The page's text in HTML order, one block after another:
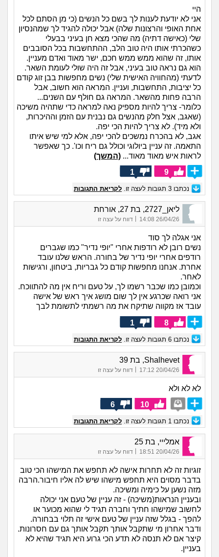
היי
אני לא יודעת לענות לך בשם כל הנשים (כי מן הסתם לכל
אחת האופי והרצונות שלה) אבל יכולה להגיד לך שמהנסיון
שלי (כאישה דתיה) מה שהכי מצא חן בעיני בבעלי
כשהכרתי אותו היה טוב הלב, ההתחשבות בכל הסובבים
אותו, זה שהוא ממש ממש חכם, ישר מאוד ואדם מעניין.
הוא גם נראה טוב בעיני, אבל זה היה שולי לעומת השאר.
לדעתי (מהחוויה האישית שלי) נשים מחפשות בבן זוג קודם
כל יציבות, התחשבות, ועניין. המראה הוא חשוב, אבל
הרבה פחות מהשאר. המראה גם חולף עם השנים...
כלומר- צריך להיות מספיק נאה למראה כדי שתהיה משיכה
(שאגב, אצל חלק מהנשים גם נבנית עם הזמן וההיכרות,
ולא מיד). לא צריך להיות הכי יפה.
אגב, לא בהכרח נמשכים להכי יפה, אלא למי שיש איתו
התאמה. זה עניין ביולוגי וכולל גם ריח וכו'. כך שאפשר
לראות איש מאוד מאוד... (המשך)
9
1
נכתבו 3 תגובות לעצה זו. לקריאת התגובות
ליאן_2727, בת 27, אורחת
26/04/26 14:08 דווח על עצה זו
אני אגלה לך סוד
נשים רובן לא רודפות אחרי "יופי נדיר" כמו שגברים
רודפים אחרי יופי נדיר של בחורה. הראש שלנו עובד
אחרת. אנחנו מחפשות קודם כל גבריות, ביטחון, ורגישות
לאחר.
וכמובן כמו שכבר רשמו לך, על טעם וריח אין מה להתווכח.
אני רואה שכרגע אין לך שום מושג איך ראש של אישה
עובד אז מקווה שתיקח את מה רשמתי לתשומת לבך
8
1
נכתבו 6 תגובות לעצה זו. לקריאת התגובות
Shalhevet, בת 39
20/04/26 17:12
| דווח על עצה זו
לא לא ולא
10
6
נכתבו 1 תגובות לעצה זו. לקריאת התגובות
אמלייי, בת 25
20/04/26 18:51
| דווח על עצה זו
זוגיות זה לא תחרות אישה לא תחפש את המישהו הכי טוב
בדבר מסוים היא תחפש מישהו שיש לה אליו חיבור.הרבה
מזה נשען על כימיה ומשיכה.
ובעניין הנראות(משיכה) - זה עניין של טעם אני יכולה
לחשוב שמישהו חתיך וחברה תגיד לי שהוא מכוער או
להפך - בגלל שזה עניין של טעם אישי זה תלוי בבחורה.
ודבר אחרון מי שתקבל אותך תקבל אותך גם עם חסרונות.
קיצר אם לא תנסה לא תדע הכי גרוע היא תגיד שהיא לא
בעניין.